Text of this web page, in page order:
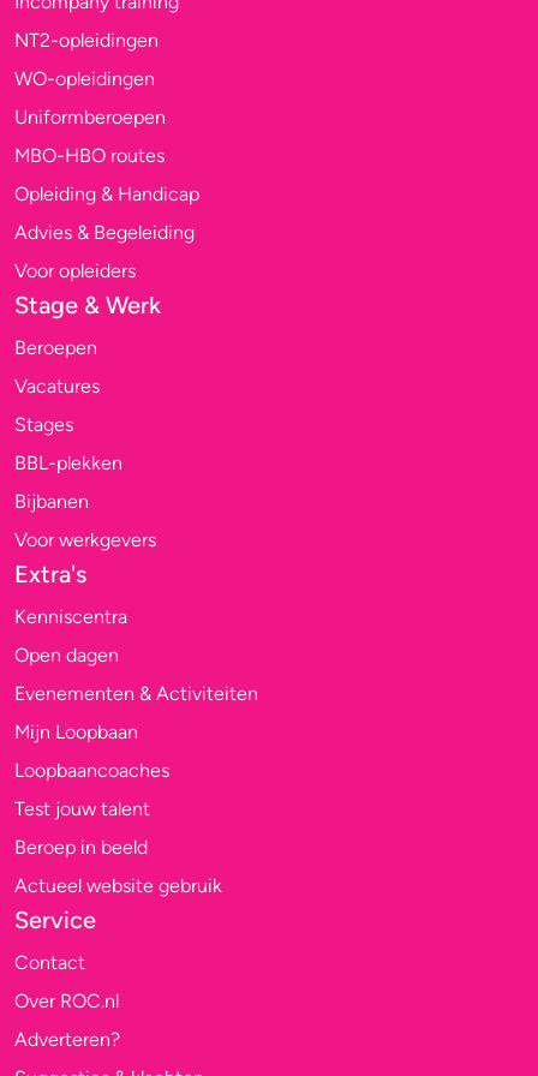
NT2-opleidingen
WO-opleidingen
Uniformberoepen
MBO-HBO routes
Opleiding & Handicap
Advies & Begeleiding
Voor opleiders
Stage & Werk
Beroepen
Vacatures
Stages
BBL-plekken
Bijbanen
Voor werkgevers
Extra's
Kenniscentra
Open dagen
Evenementen & Activiteiten
Mijn Loopbaan
Loopbaancoaches
Test jouw talent
Beroep in beeld
Actueel website gebruik
Service
Contact
Over ROC.nl
Adverteren?